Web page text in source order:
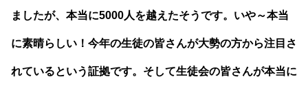
ましたが、本当に5000人を越えたそうです。いや～本当
に素晴らしい！今年の生徒の皆さんが大勢の方から注目さ
れているという証拠です。そして生徒会の皆さんが本当に